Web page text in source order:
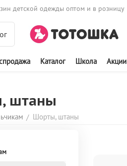
детской одежды оптом и в розницу
Каталог Школа Акции
штаны
/ Шорты, штаны